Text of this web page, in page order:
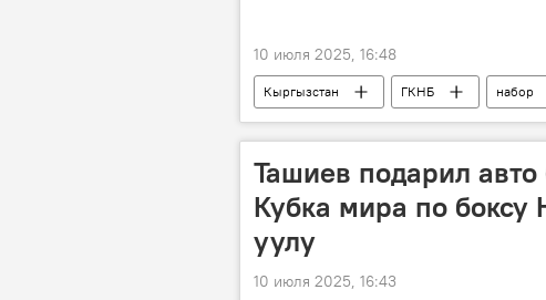
10 июля 2025, 16:48
Кыргызстан ГКНБ набор
сотрудник
Ташиев подарил
Кубка мира по боксу
уулу
10 июля 2025, 16:43